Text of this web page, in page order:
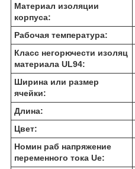
Материал изоляции
корпуса:
Рабочая температура:
Класс негорючести изоляц
материала UL94:
Ширина или размер
ячейки:
Длина:
Цвет:
Номин раб напряжение
переменного тока Ue: